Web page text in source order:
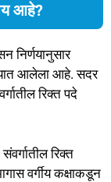
आहे?
निर्णयानुसार
आलेला आहे. सदर
रिक्त पदे
रिक्त
वर्गीय कक्षाकडून